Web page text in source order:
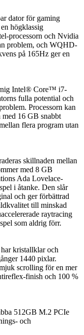
dator för gaming
högklassig
processorn och Nvidia
problem, och WQHD-
på 165Hz ger en
Intel® Core™ i7-
fulla potential och
Processorn kan
16 GB snabbt
flera program utan
skillnaden mellan
med 8 GB
Ada Lovelace-
i åtanke. Den slår
och ger förbättrad
till minskad
raytracing
som aldrig förr.
kristallklar och
1440 pixlar.
scrolling för en mer
finish och 100 %
512GB M.2 PCIe
och